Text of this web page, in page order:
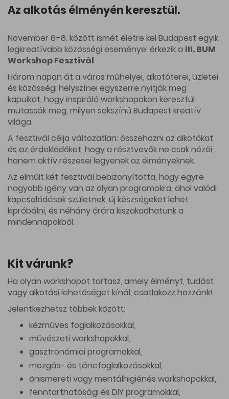
Az alkotás élményén keresztül.
November 6–8. között ismét életre kel Budapest egyik
legkreatívabb közösségi eseménye: érkezik a III. BUM
Workshop Fesztivál.
Három napon át a város műhelyei, alkotóterei, üzletei
és közösségi helyszínei egyszerre nyitják meg
kapuikat, hogy inspiráló workshopokon keresztül
mutassák meg, milyen sokszínű Budapest kreatív
világa.
A fesztivál célja változatlan: összehozni az alkotókat
és az érdeklődőket, hogy a résztvevők ne csak nézői,
hanem aktív részesei legyenek az élményeknek.
Az elmúlt két fesztivál bebizonyította, hogy egyre
nagyobb igény van az olyan programokra, ahol valódi
kapcsolódások születnek, új készségeket lehet
kipróbálni, és néhány órára kiszakadhatunk a
mindennapokból.
Kit várunk?
Ha olyan workshopot tartasz, amely élményt, tudást
vagy alkotási lehetőséget kínál, csatlakozz hozzánk!
Jelentkezhetsz többek között:
kézműves foglalkozásokkal,
művészeti workshopokkal,
gasztronómiai programokkal,
mozgás- és táncfoglalkozásokkal,
önismereti vagy mentálhigiénés workshopokkal,
fenntarthatósági és DIY programokkal,